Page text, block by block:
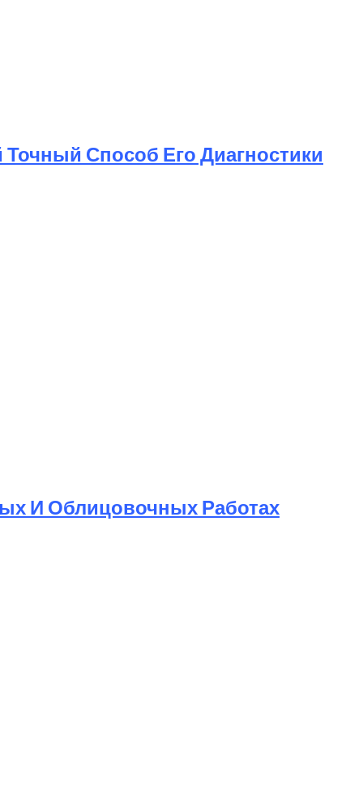
Способ Его Диагностики
И Облицовочных Работах